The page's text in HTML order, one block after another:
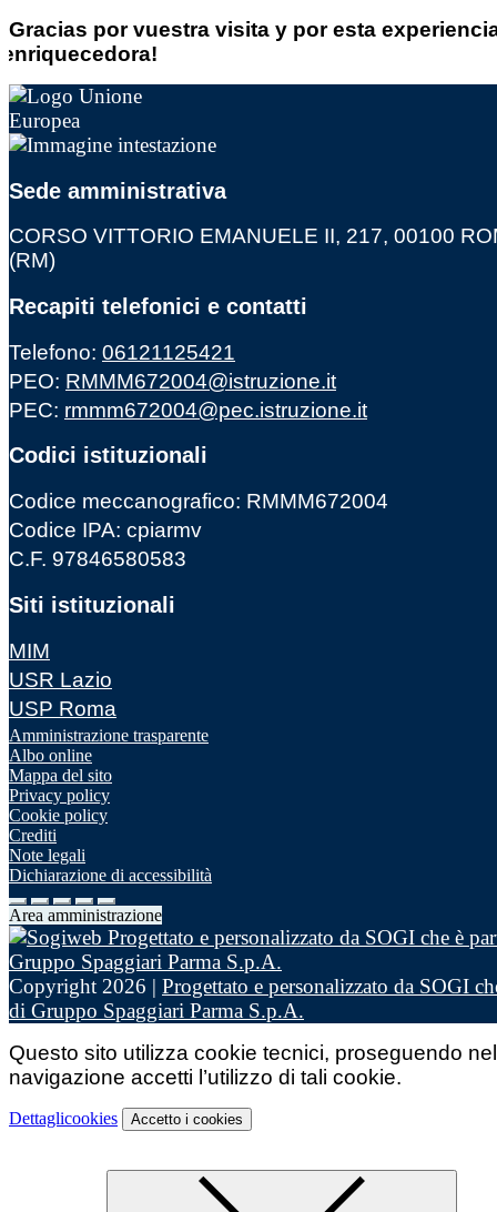
¡Gracias por vuestra visita y por esta
enriquecedora!
Sede amministrativa
CORSO VITTORIO EMANUELE II, 217, 00100
(RM)
Recapiti telefonici e contatti
Telefono: 06121125421
PEO: RMMM672004@istruzione.it
PEC: rmmm672004@pec.istruzione.it
Codici istituzionali
Codice meccanografico: RMMM672004
Codice IPA: cpiarmv
C.F. 97846580583
Siti istituzionali
MIM
USR Lazio
USP Roma
Amministrazione trasparente
Albo online
Mappa del sito
Privacy policy
Cookie policy
Crediti
Note legali
Dichiarazione di accessibilità
Area amministrazione
Copyright 2026 | Progettato e personalizzato da SOGI
di Gruppo Spaggiari Parma S.p.A.
Questo sito utilizza cookie tecnici, proseguendo
navigazione accetti l’utilizzo di tali cookie.
Dettaglicookies Accetto i cookies